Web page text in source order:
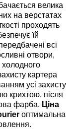
велика
на верстатах
проходять
їй
всі
отвори,
холодного
картера
усі захисту
крихтою, після
фарба. Ціна
оптимальна